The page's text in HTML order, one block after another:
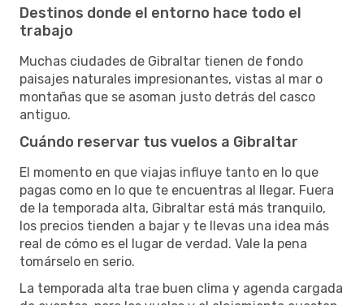
Destinos donde el entorno hace todo el
trabajo
Muchas ciudades de Gibraltar tienen de fondo
paisajes naturales impresionantes, vistas al mar o
montañas que se asoman justo detrás del casco
antiguo.
Cuándo reservar tus vuelos a Gibraltar
El momento en que viajas influye tanto en lo que
pagas como en lo que te encuentras al llegar. Fuera
de la temporada alta, Gibraltar está más tranquilo,
los precios tienden a bajar y te llevas una idea más
real de cómo es el lugar de verdad. Vale la pena
tomárselo en serio.
La temporada alta trae buen clima y agenda cargada